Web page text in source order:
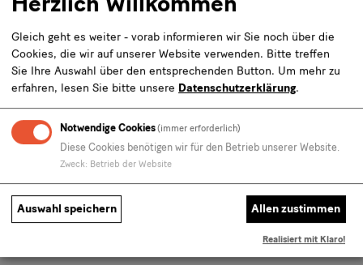
Weitere Preiskategorien buchbar über den
Besucherservice.
Andere Kunden kauften auch
Karusell
Slider
Folie
Gleich geht es weiter - vorab informieren wir Sie noch über die
Cookies, die wir auf unserer Website verwenden. Bitte treffen
Sie Ihre Auswahl über den entsprechenden Button. Um mehr zu
erfahren, lesen Sie bitte unsere Datenschutzerklärung.
Notwendige Cookies(immer erforderlich)
Diese Cookies benötigen wir für den Betrieb unserer Website.
Zweck: Betrieb der Website
Auswahl speichern Allen zustimmen
Realisiert mit Klaro!